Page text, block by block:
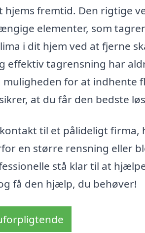
hjems fremtid. Den rigtige
elementer, som
i dit hjem ved at fjerne
effektiv tagrensning har
muligheden for at
at du får den bedste
til et pålideligt
en større rensning eller
stå klar til at
få den hjælp, du behøver!